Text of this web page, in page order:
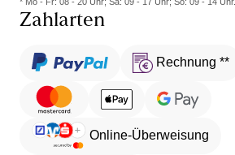
Zahlarten
Rechnung **
Online-Überweisung